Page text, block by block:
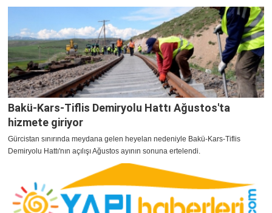
Bakü-Kars-Tiflis Demiryolu Hattı Ağustos'ta
hizmete giriyor
Gürcistan sınırında meydana gelen heyelan nedeniyle Bakü-Kars-Tiflis
Demiryolu Hattı'nın açılışı Ağustos ayının sonuna ertelendi.